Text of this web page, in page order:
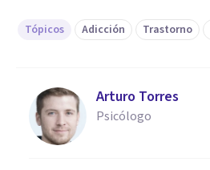
Tópicos Adicción Trastorno
Arturo Torres
Psicólogo